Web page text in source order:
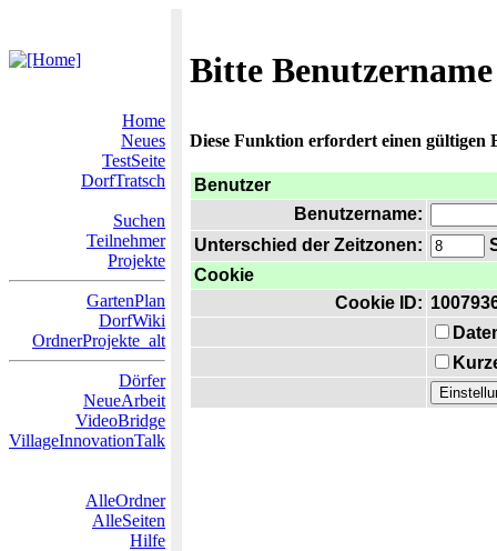
Bitte
Home
Neues
TestSeite
DorfTratsch
Suchen
Teilnehmer
Projekte
GartenPlan
DorfWiki
OrdnerProjekte_alt
Dörfer
NeueArbeit
VideoBridge
VillageInnovationTalk
AlleOrdner
AlleSeiten
Hilfe
Diese Funktion erfordert einen gültigen
Benutzer
Benutzername:
Unterschied der Zeitzonen:
Cookie
Cookie ID: